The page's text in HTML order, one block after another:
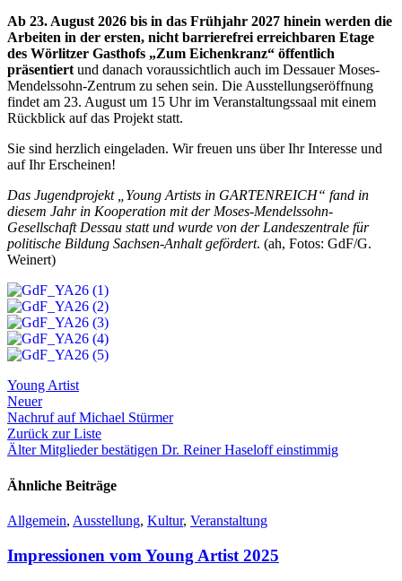
Ab 23. August 2026 bis in das Frühjahr 2027 hinein werden die
Arbeiten in der ersten, nicht barrierefrei erreichbaren Etage
des Wörlitzer Gasthofs „Zum Eichenkranz“ öffentlich
präsentiert und danach voraussichtlich auch im Dessauer Moses-
Mendelssohn-Zentrum zu sehen sein. Die Ausstellungseröffnung
findet am 23. August um 15 Uhr im Veranstaltungssaal mit einem
Rückblick auf das Projekt statt.
Sie sind herzlich eingeladen. Wir freuen uns über Ihr Interesse und
auf Ihr Erscheinen!
Das Jugendprojekt „Young Artists in GARTENREICH“ fand in
diesem Jahr in Kooperation mit der Moses-Mendelssohn-
Gesellschaft Dessau statt und wurde von der Landeszentrale für
politische Bildung Sachsen-Anhalt gefördert. (ah, Fotos: GdF/G.
Weinert)
Young Artist
Neuer
Nachruf auf Michael Stürmer
Zurück zur Liste
Älter Mitglieder bestätigen Dr. Reiner Haseloff einstimmig
Ähnliche Beiträge
Allgemein, Ausstellung, Kultur, Veranstaltung
Impressionen vom Young Artist 2025